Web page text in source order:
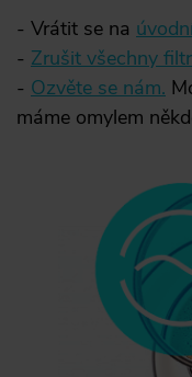
Vrátit se na
Zrušit všechny
Ozvěte se nám.
máme omylem